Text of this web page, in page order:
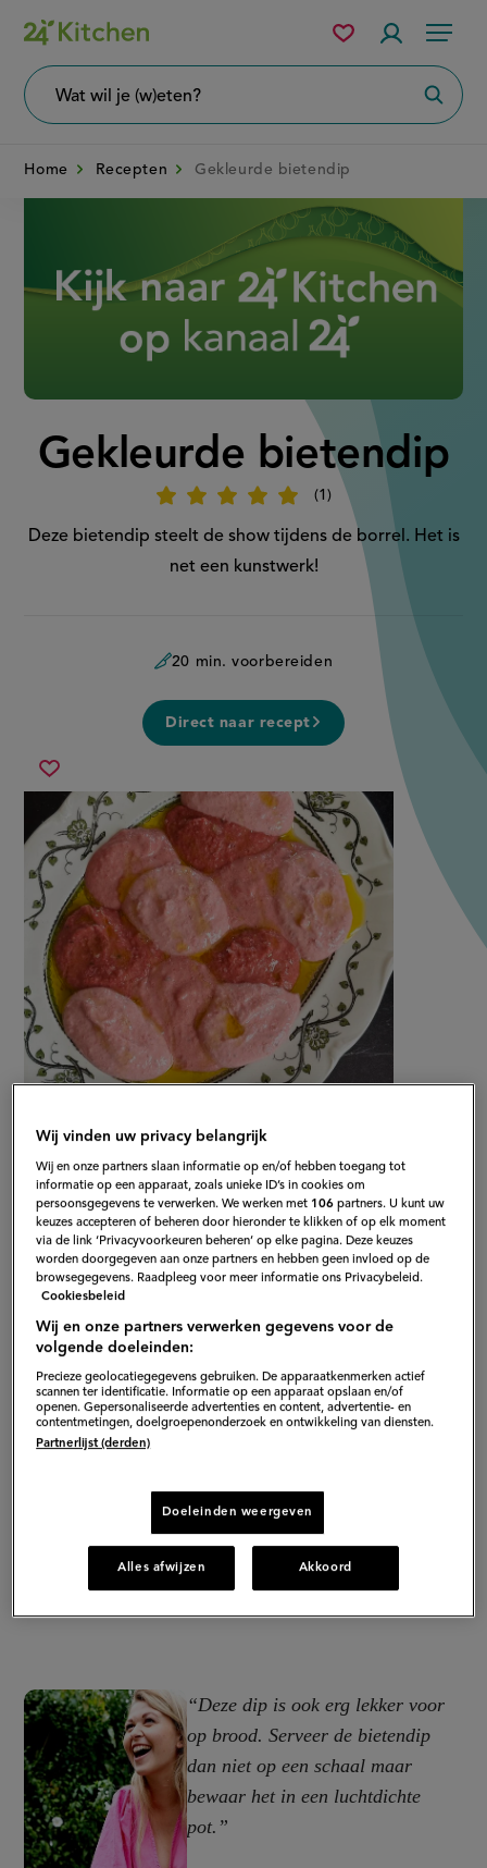
Overslaan
en
naar
Menu
wil
Mijn
bewaarde
Home Recepten Gekleurde bietendip
Gekleurde bietendip
1
Beoordeel
'Gekleurde
bietendip'
Deze bietendip steelt de show tijdens de borrel. Het is
net een kunstwerk!
20 min. voorbereiden
Direct naar recept
Sla
recept
op
gekleurde
bietendip
Gepubliceerd op: 02-04-26
Bewerkt op: 14-04-2026
“Deze dip is ook erg lekker voor
op brood. Serveer de bietendip
dan niet op een schaal maar
bewaar het in een luchtdichte
pot.”
Wij vinden uw privacy belangrijk
Wij en onze partners slaan informatie op en/of hebben toegang tot
informatie op een apparaat, zoals unieke ID’s in cookies om
persoonsgegevens te verwerken. We werken met 106 partners. U kunt uw
keuzes accepteren of beheren door hieronder te klikken of op elk moment
via de link ‘Privacyvoorkeuren beheren’ op elke pagina. Deze keuzes
worden doorgegeven aan onze partners en hebben geen invloed op de
browsegegevens. Raadpleeg voor meer informatie ons Privacybeleid.
Cookiesbeleid
Wij en onze partners verwerken gegevens voor de
volgende doeleinden:
Precieze geolocatiegegevens gebruiken. De apparaatkenmerken actief
scannen ter identificatie. Informatie op een apparaat opslaan en/of
openen. Gepersonaliseerde advertenties en content, advertentie- en
contentmetingen, doelgroepenonderzoek en ontwikkeling van diensten.
Partnerlijst (derden)
Doeleinden weergeven
Alles afwijzen Akkoord